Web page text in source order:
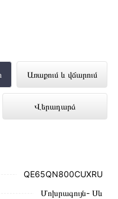
Առաքում և վճարում
Վերադարձ
է
լավագույն
QE65QN800CUXRU
Մոխրագույն- Սև